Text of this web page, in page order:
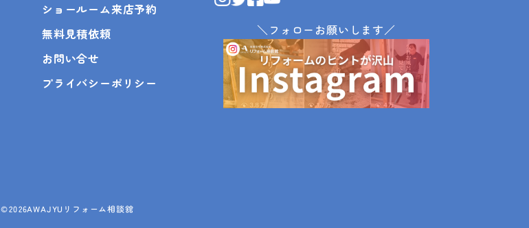
ショールーム来店予約
無料見積依頼
お問い合せ
プライバシーポリシー
＼フォローお願いします／
©2026AWAJYUリフォーム相談舘